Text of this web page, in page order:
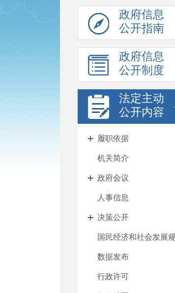
政府信息
公开指南
政府信息
公开制度
法定主动
公开内容
履职依据
机关简介
政府会议
人事信息
决策公开
国民经济和社会发展
数据发布
行政许可